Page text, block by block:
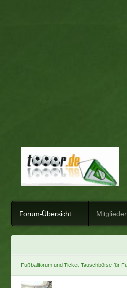
Forum-Übersicht Mitglieder
Fußballforum und Ticket-Tauschbörse für